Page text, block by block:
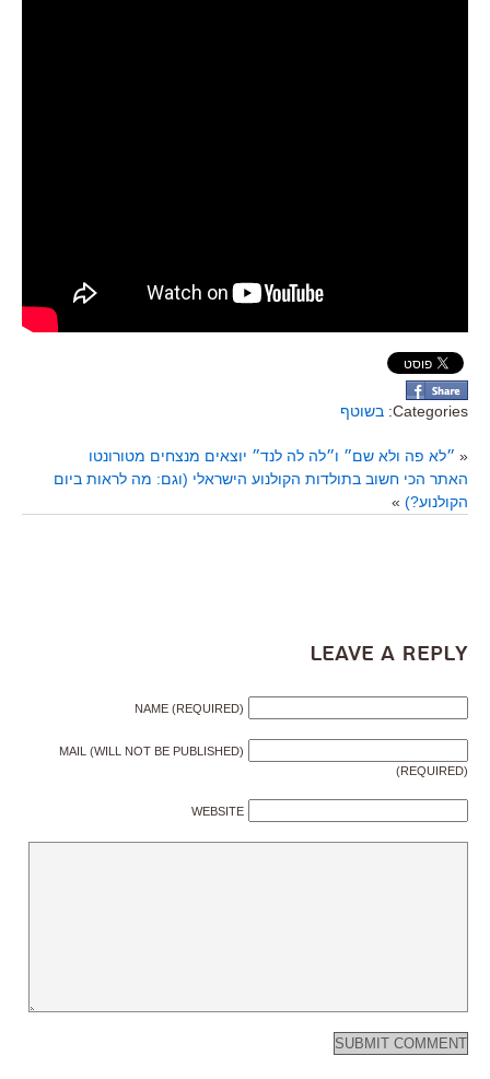
Categories: בשוטף
« ״לא פה ולא שם״ ו״לה לה לנד״ יוצאים מנצחים מטורונטו
האתר הכי חשוב בתולדות הקולנוע הישראלי (וגם: מה לראות ביום
הקולנוע?) »
Leave a Reply
NAME (REQUIRED)
MAIL (WILL NOT BE PUBLISHED)
(REQUIRED)
WEBSITE